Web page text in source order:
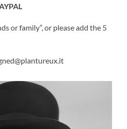
or family”, or please add the 5